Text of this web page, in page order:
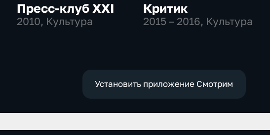
Пресс-клуб ХХI
2010, Культура
Критик
2015 – 2016, Культура
Установить приложение Смотрим